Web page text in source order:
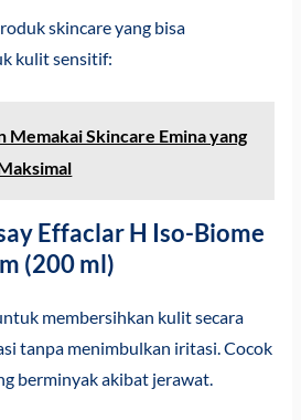
skincare yang bisa
kulit sensitif:
Memakai Skincare Emina yang
Effaclar H Iso-Biome
(200 ml)
membersihkan kulit secara
tanpa menimbulkan iritasi. Cocok
berminyak akibat jerawat.